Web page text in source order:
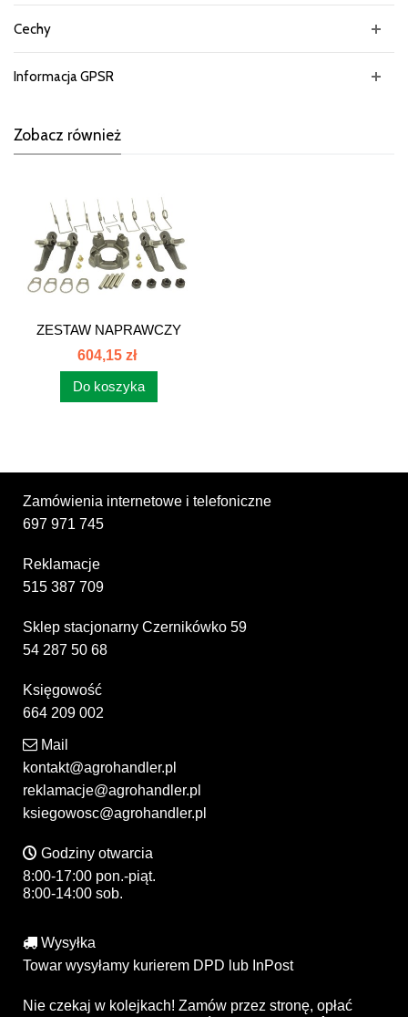
Cechy
Informacja GPSR
Zobacz również
ZESTAW NAPRAWCZY
DOCISKU...
604,15 zł
Do koszyka
Zamówienia internetowe i telefoniczne
697 971 745
Reklamacje
515 387 709
Sklep stacjonarny Czernikówko 59
54 287 50 68
Księgowość
664 209 002
Mail
kontakt@agrohandler.pl
reklamacje@agrohandler.pl
ksiegowosc@agrohandler.pl
Godziny otwarcia
8:00-17:00 pon.-piąt.
8:00-14:00 sob.
Wysyłka
Towar wysyłamy kurierem DPD lub InPost
Nie czekaj w kolejkach! Zamów przez stronę, opłać